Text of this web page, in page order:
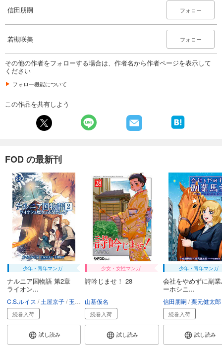
カート
会社をやめて馬主やります！ ― アキコノユメヲ ― 100
あらすじを表示する
試し読み
あらすじを表示する
会社をやめて馬主やります！ ― アキコノユメヲ ― 102
110円 (税込)
カート
試し読み
あらすじを表示する
会社をやめて馬主やります！ ― アキコノユメヲ ― 103
試し読み
会社をやめて馬主やります！ ― アキコノユメヲ ― 104
信田朋嗣 フォロー
若槻咲美 フォロー
その他の作者をフォローする場合は、作者名から作者ページを表示して
ください
フォロー機能について
この作品を共有しよう
FOD の最新刊
少年・青年マンガ
ナルニア国物語 第2章
ライオン...
C.S.ルイス 土屋京子 玉樹庵
続巻入荷
試し読み
少女・女性マンガ
詩吟じませ！ 28
山基仮名
続巻入荷
試し読み
少年・青年マンガ
会社をやめずに副
ーホシニ...
信田朋嗣 栗元健太郎
続巻入荷
試し読み